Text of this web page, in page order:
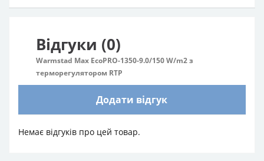
Відгуки (0)
Warmstad Max EcoPRO-1350-9.0/150 W/m2 з
терморегулятором RTP
Додати відгук
Немає відгуків про цей товар.